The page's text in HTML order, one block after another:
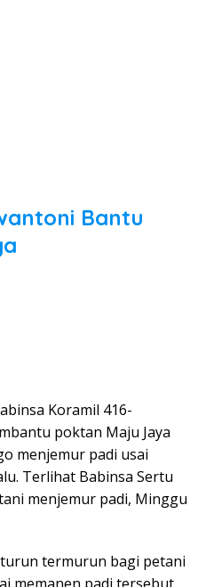
Bantu
Koramil 416-
poktan Maju Jaya
menjemur padi usai
Terlihat Babinsa Sertu
menjemur padi, Minggu
termurun bagi petani